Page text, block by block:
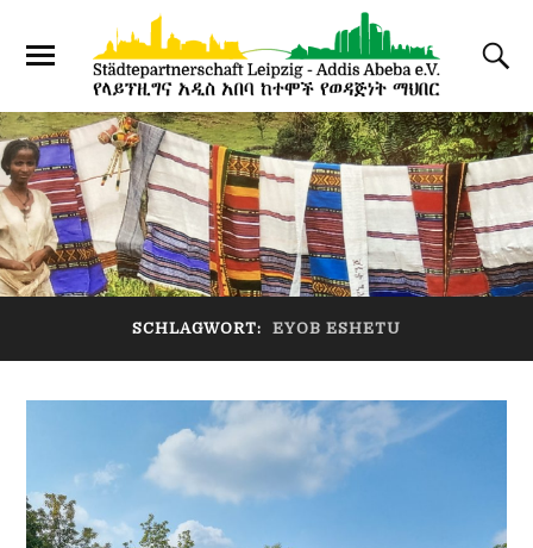
SCHLAGWORT: EYOB ESHETU